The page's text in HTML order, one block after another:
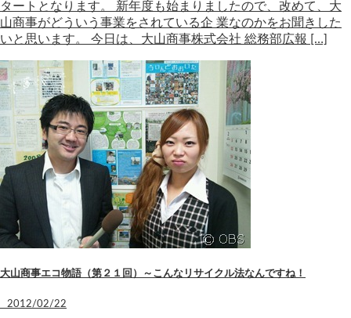
タートとなります。 新年度も始まりましたので、改めて、大
山商事がどういう事業をされている企 業なのかをお聞きした
いと思います。 今日は、大山商事株式会社 総務部広報 […]
大山商事エコ物語（第２１回）～こんなリサイクル法なんですね！
2012/02/22